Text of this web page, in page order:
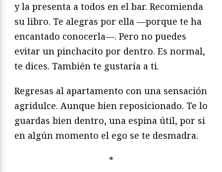
y la presenta a todos en el bar. Recomienda
su libro. Te alegras por ella —porque te ha
encantado conocerla—. Pero no puedes
evitar un pinchacito por dentro. Es normal,
te dices. También te gustaría a ti.
Regresas al apartamento con una sensación
agridulce. Aunque bien reposicionado. Te lo
guardas bien dentro, una espina útil, por si
en algún momento el ego se te desmadra.
*